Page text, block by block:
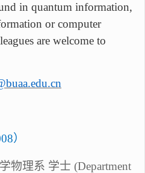
in quantum information,
or computer
are welcome to
）
物理系 学士 (Department